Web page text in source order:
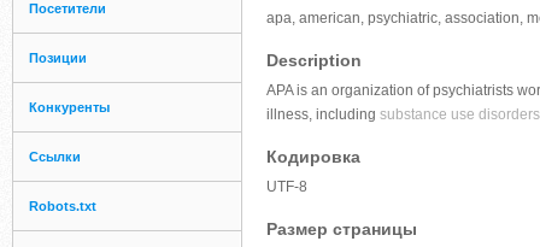
Посетители
Позиции
Конкуренты
Ссылки
Robots.txt
apa, american, psychiatric, association,
Description
APA is an organization of psychiatrists
illness, including substance use
Кодировка
UTF-8
Размер страницы